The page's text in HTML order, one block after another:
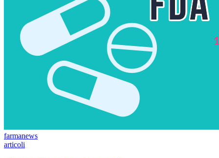
farmanews
articoli